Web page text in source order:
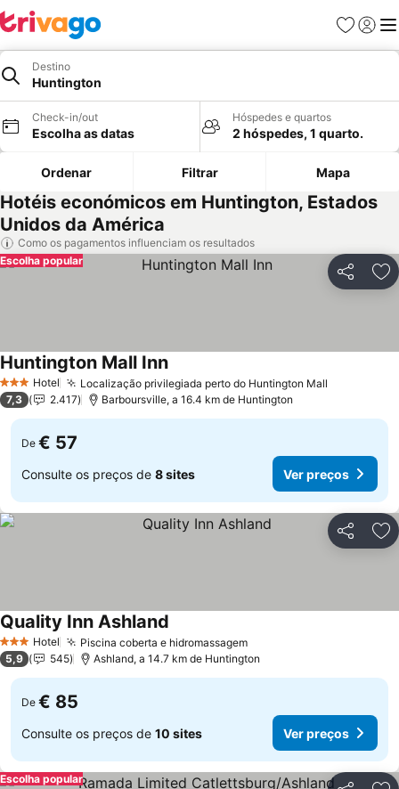
Favoritos
Iniciar
Destino
Huntington
Check-in/out
Escolha as datas
Hóspedes e quartos
2 hóspedes, 1 quarto.
Ordenar Filtrar Mapa
Hotéis económicos em Huntington, Estados
Unidos da América
Como os pagamentos influenciam os resultados
Partilhar
Escolha popular
3 EstrelasHotel Localização privilegiada perto do Huntington Mall
Huntington Mall InnVer preços
7,3 2.417 Barboursville, a 16.4 km de Huntington
De € 57
Consulte os preços de 8 sites Ver preços
Partilhar
3 EstrelasHotel Piscina coberta e hidromassagemVer preços
Quality Inn Ashland
5,9 545 Ashland, a 14.7 km de Huntington
De € 85
Consulte os preços de 10 sites Ver preços
Escolha popular